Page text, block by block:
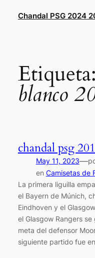
Chandal PSG 2024
Etiqueta:
blanco
chandal psg
May 11, 2023—
en Camisetas de
La primera liguilla
el Bayern de Múnich,
Eindhoven y el
el Glasgow Rangers
meta del defensor
siguiente partido fue